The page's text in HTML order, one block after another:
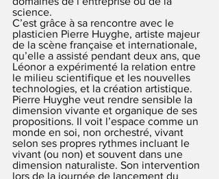
science.
C’est grâce à sa rencontre avec le
plasticien Pierre Huyghe, artiste majeur
de la scène française et internationale,
qu’elle a assisté pendant deux ans, que
Léonor a expérimenté la relation entre
le milieu scientifique et les nouvelles
technologies, et la création artistique.
Pierre Huyghe veut rendre sensible la
dimension vivante et organique de ses
propositions. Il voit l’espace comme un
monde en soi, non orchestré, vivant
selon ses propres rythmes incluant le
vivant (ou non) et souvent dans une
dimension naturaliste. Son intervention
lors de la journée de lancement du